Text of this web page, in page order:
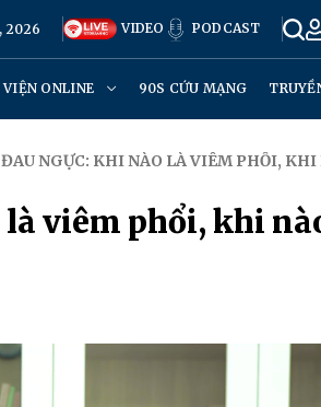
2026 VIDEO PODCAST
VIỆN ONLINE 90S CỨU MẠNG
NGỰC: KHI NÀO LÀ VIÊM PHỔI, KHI
là viêm phổi, khi